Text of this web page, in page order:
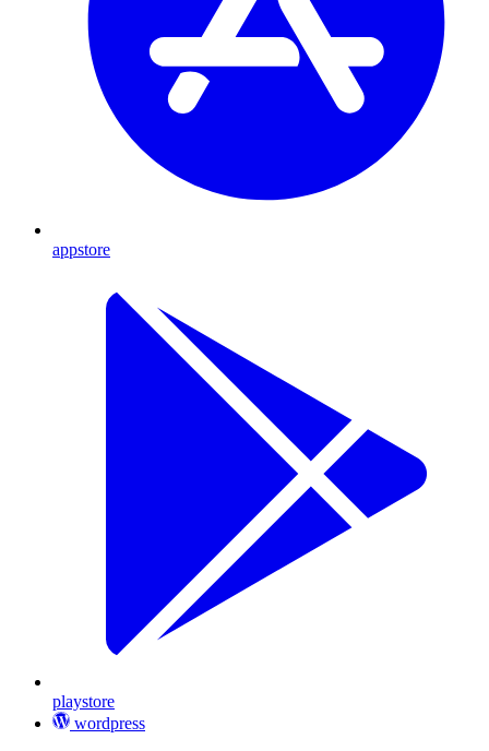
appstore
playstore
wordpress